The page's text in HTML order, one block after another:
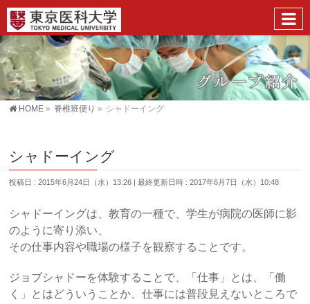
HOME » 脊椎班便り » シャドーイング
シャドーイング
投稿日 : 2015年6月24日（水）13:26 最終更新日時 : 2017年6月7日（水）10:48
シャドーイングは、教育の一種で、学生が病院の医師に影
のように寄り添い、
その仕事内容や職場の様子を観察することです。
ジョブシャドーを体験することで、「仕事」とは、「働
く」とはどういうことか、仕事には普段見えないところで